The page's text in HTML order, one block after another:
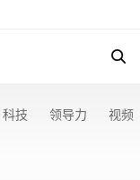
科技 领导力 视频